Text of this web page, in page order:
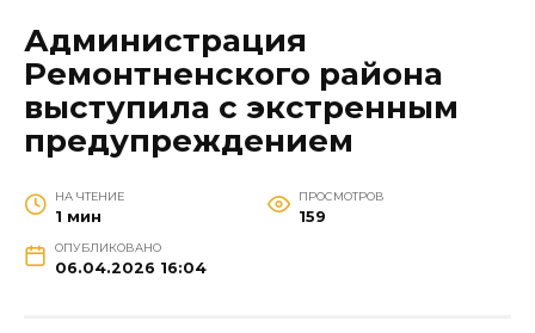
Администрация
Ремонтненского района
выступила с экстренным
предупреждением
НА ЧТЕНИЕ
1 мин
ПРОСМОТРОВ
159
ОПУБЛИКОВАНО
06.04.2026 16:04